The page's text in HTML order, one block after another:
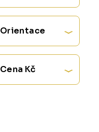
Orientace
Cena Kč